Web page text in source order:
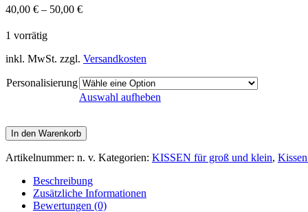
40,00 € – 50,00 €
1 vorrätig
inkl. MwSt. zzgl. Versandkosten
Personalisierung
Auswahl aufheben
In den Warenkorb
Artikelnummer: n. v. Kategorien: KISSEN für groß und klein,
Beschreibung
Zusätzliche Informationen
Bewertungen (0)